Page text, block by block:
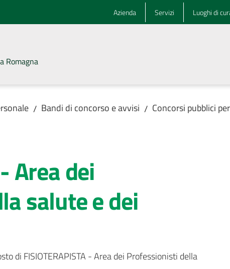
Azienda Servizi Luoghi di
Romagna
/ Bandi di concorso e avvisi / Concorsi pubblici
Area dei
salute e dei
di FISIOTERAPISTA - Area dei Professionisti della